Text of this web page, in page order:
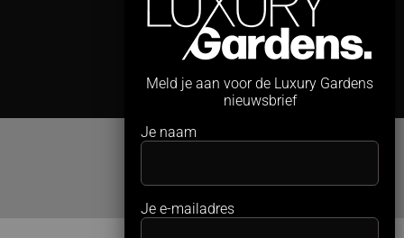
Meld je aan voor de Luxury Gardens
nieuwsbrief
Je naam
Je e-mailadres